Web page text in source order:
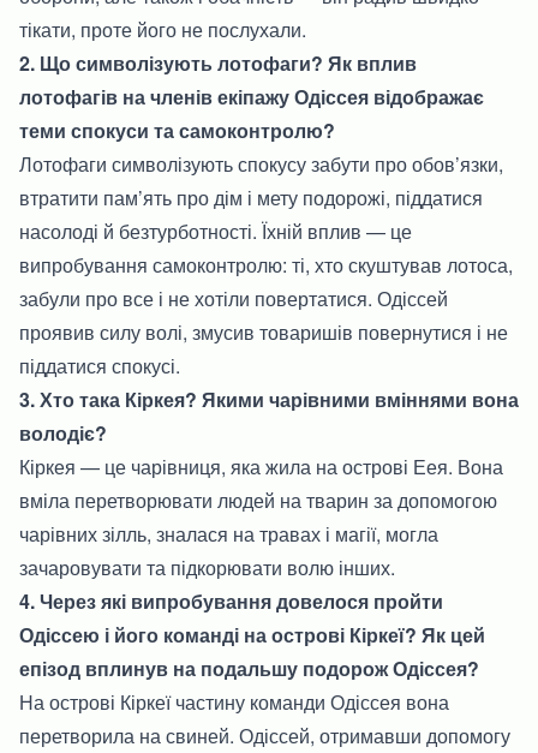
тікати, проте його не послухали.
2. Що символізують лотофаги? Як вплив
лотофагів на членів екіпажу Одіссея відображає
теми спокуси та самоконтролю?
Лотофаги символізують спокусу забути про обов’язки,
втратити пам’ять про дім і мету подорожі, піддатися
насолоді й безтурботності. Їхній вплив — це
випробування самоконтролю: ті, хто скуштував лотоса,
забули про все і не хотіли повертатися. Одіссей
проявив силу волі, змусив товаришів повернутися і не
піддатися спокусі.
3. Хто така Кіркея? Якими чарівними вміннями вона
володіє?
Кіркея — це чарівниця, яка жила на острові Еея. Вона
вміла перетворювати людей на тварин за допомогою
чарівних зілль, зналася на травах і магії, могла
зачаровувати та підкорювати волю інших.
4. Через які випробування довелося пройти
Одіссею і його команді на острові Кіркеї? Як цей
епізод вплинув на подальшу подорож Одіссея?
На острові Кіркеї частину команди Одіссея вона
перетворила на свиней. Одіссей, отримавши допомогу